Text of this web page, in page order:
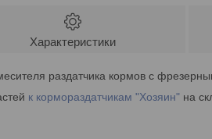
Характеристики
раздатчика кормов с
к кормораздатчикам "Хозяин" на